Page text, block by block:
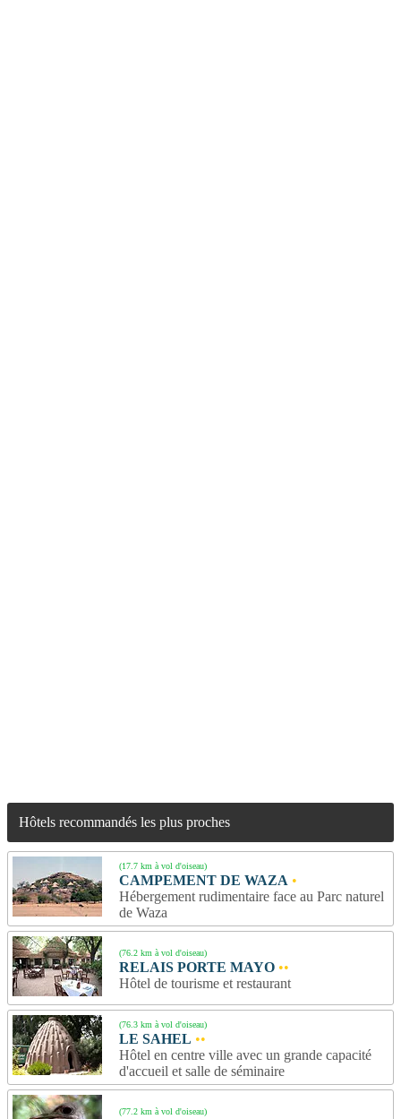
Hôtels recommandés les plus proches
(17.7 km à vol d'oiseau)
CAMPEMENT DE WAZA •
Hébergement rudimentaire face au Parc naturel
de Waza
(76.2 km à vol d'oiseau)
RELAIS PORTE MAYO ••
Hôtel de tourisme et restaurant
(76.3 km à vol d'oiseau)
LE SAHEL ••
Hôtel en centre ville avec un grande capacité
d'accueil et salle de séminaire
(77.2 km à vol d'oiseau)